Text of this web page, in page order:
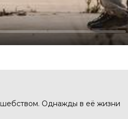
Однажды в её жизни